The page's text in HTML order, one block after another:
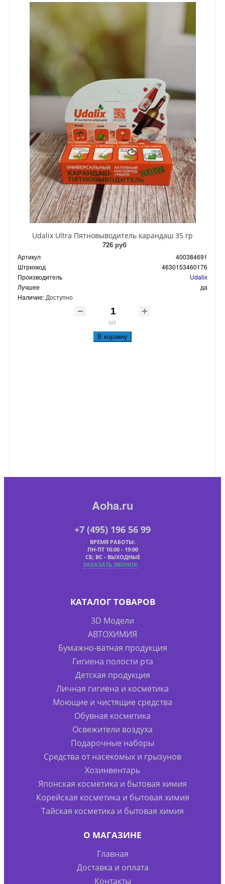
Udalix Ultra Пятновыводитель карандаш 35 гр
726 руб
Артикул
400384691
Штрихкод
4630153460176
Производитель
Udalix
Лучшее
да
Наличие: Доступно
шт
В корзину
Aoha.ru
+7 (495) 196 56 99
ВРЕМЯ РАБОТЫ:
ПН-ПТ 10:00 - 19:00
СБ; ВС - ВЫХОДНЫЕ
ЗАКАЗАТЬ ЗВОНОК
КАТАЛОГ ТОВАРОВ
3D Модели
АВТОХИМИЯ
Бумажно-ватная продукция
Гигиена полости рта
Детская продукция
Личная гигиена и косметика
Моющие и чистящие средства
Обувная косметика
Освежители воздуха
Подарочные наборы
Средства от насекомых и грызунов
Хозинвентарь
Японская косметика и бытовая химия
Корейская косметика и бытовая химия
Тайская косметика и бытовая химия
О МАГАЗИНЕ
Главная
Доставка и оплата
Контакты